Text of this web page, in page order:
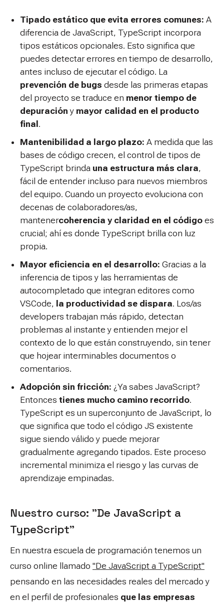
Tipado estático que evita errores comunes: A
diferencia de JavaScript, TypeScript incorpora
tipos estáticos opcionales. Esto significa que
puedes detectar errores en tiempo de desarrollo,
antes incluso de ejecutar el código. La
prevención de bugs desde las primeras etapas
del proyecto se traduce en menor tiempo de
depuración y mayor calidad en el producto
final .
Mantenibilidad a largo plazo: A medida que las
bases de código crecen, el control de tipos de
TypeScript brinda una estructura más clara,
fácil de entender incluso para nuevos miembros
del equipo. Cuando un proyecto evoluciona con
decenas de colaboradores/as,
mantenercoherencia y claridad en el código es
crucial; ahí es donde TypeScript brilla con luz
propia.
Mayor eficiencia en el desarrollo: Gracias a la
inferencia de tipos y las herramientas de
autocompletado que integran editores como
VSCode, la productividad se dispara. Los/as
developers trabajan más rápido, detectan
problemas al instante y entienden mejor el
contexto de lo que están construyendo, sin tener
que hojear interminables documentos o
comentarios.
Adopción sin fricción: ¿Ya sabes JavaScript?
Entonces tienes mucho camino recorrido.
TypeScript es un superconjunto de JavaScript, lo
que significa que todo el código JS existente
sigue siendo válido y puede mejorar
gradualmente agregando tipados. Este proceso
incremental minimiza el riesgo y las curvas de
aprendizaje empinadas.
Nuestro curso: "De JavaScript a
TypeScript"
En nuestra escuela de programación tenemos un
curso online llamado "De JavaScript a TypeScript"
pensando en las necesidades reales del mercado y
en el perfil de profesionales que las empresas